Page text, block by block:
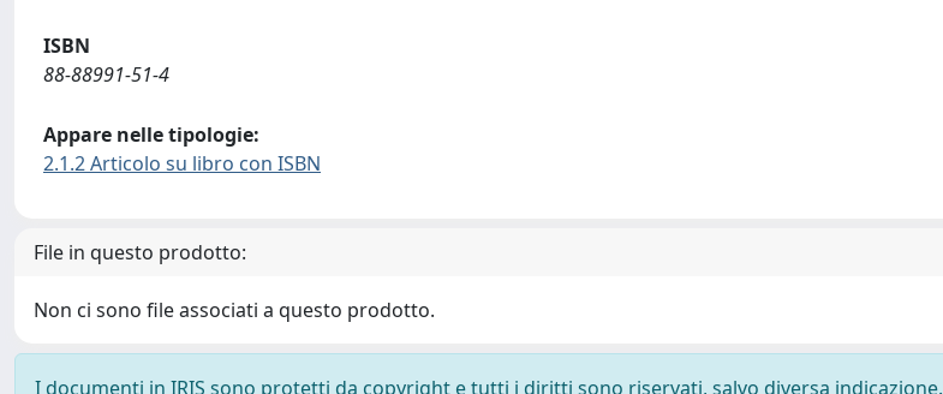
ISBN
88-88991-51-4
Appare nelle tipologie:
2.1.2 Articolo su libro con ISBN
File in questo prodotto:
Non ci sono file associati a questo prodotto.
I documenti in IRIS sono protetti da copyright e tutti i diritti sono riservati, salvo diversa indicazione.